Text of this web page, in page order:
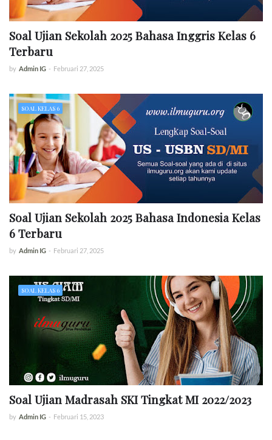
Soal Ujian Sekolah 2025 Bahasa Inggris Kelas 6
Terbaru
by Admin IG - Februari 27, 2025
SOAL KELAS 6
Soal Ujian Sekolah 2025 Bahasa Indonesia Kelas
6 Terbaru
by Admin IG - Februari 27, 2025
SOAL KELAS 6
Soal Ujian Madrasah SKI Tingkat MI 2022/2023
by Admin IG - Februari 15, 2023